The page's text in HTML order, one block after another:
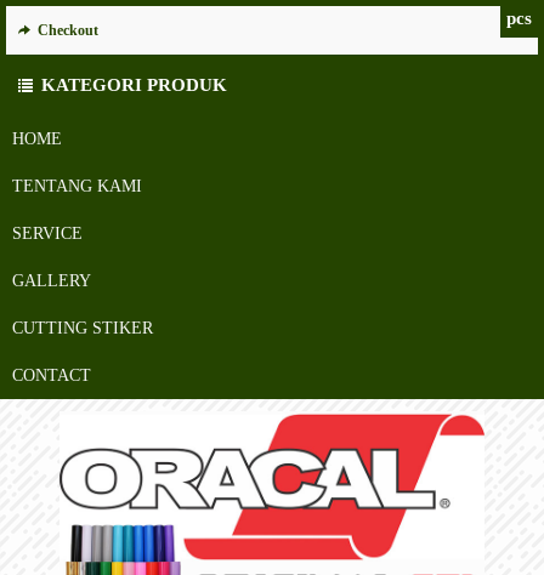
HOME
TENTANG KAMI
SERVICE
GALLERY
CUTTING STIKER
CONTACT
pcs
Checkout
KATEGORI PRODUK